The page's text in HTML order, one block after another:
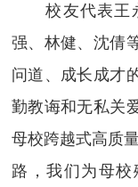
校友代表王永
强、林健、沈倩
问道、成长成才
勤教诲和无私关
母校跨越式高质
路，我们为母